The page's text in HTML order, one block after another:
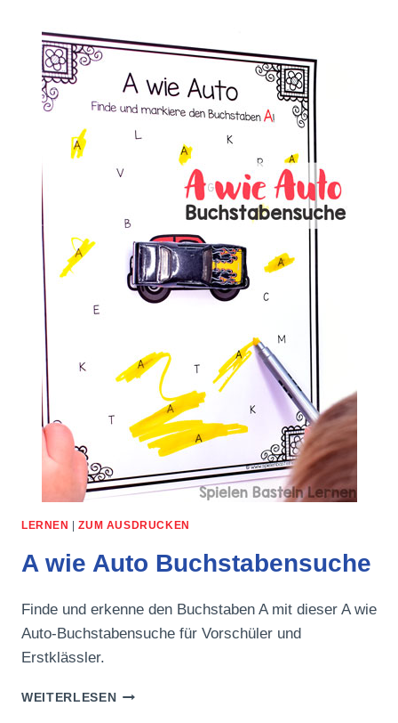
LERNEN |ZUM AUSDRUCKEN
A wie Auto Buchstabensuche
Finde und erkenne den Buchstaben A mit dieser A wie
Auto-Buchstabensuche für Vorschüler und
Erstklässler.
WEITERLESENA